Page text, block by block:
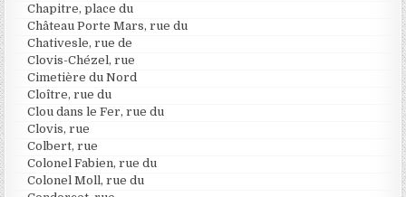
Chapitre, place du
Château Porte Mars, rue du
Chativesle, rue de
Clovis-Chézel, rue
Cimetière du Nord
Cloître, rue du
Clou dans le Fer, rue du
Clovis, rue
Colbert, rue
Colonel Fabien, rue du
Colonel Moll, rue du